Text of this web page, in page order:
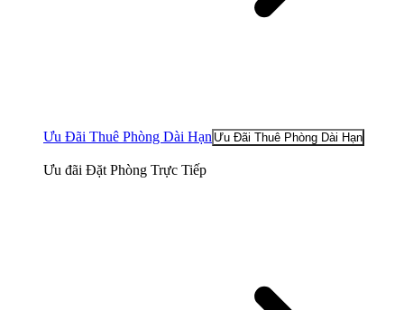
Ưu Đãi Thuê Phòng Dài Hạn Ưu Đãi Thuê Phòng Dài Hạn
Ưu đãi Đặt Phòng Trực Tiếp